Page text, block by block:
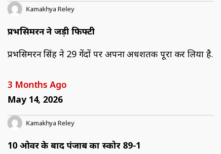
Kamakhya Reley
प्रभसिमरन ने जड़ी फिफ्टी
प्रभसिमरन सिंह ने 29 गेंदों पर अपना अर्धशतक पूरा कर लिया है.
3 Months Ago
May 14, 2026
Kamakhya Reley
10 ओवर के बाद पंजाब का स्कोर 89-1